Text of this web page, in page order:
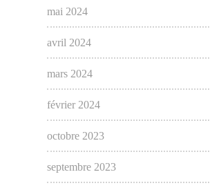
mai 2024
avril 2024
mars 2024
février 2024
octobre 2023
septembre 2023